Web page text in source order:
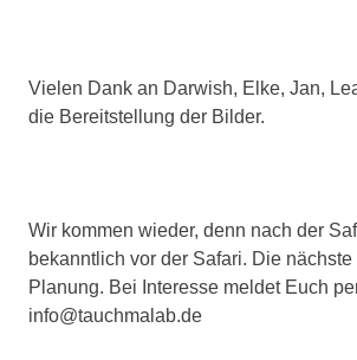
Vielen Dank an Darwish, Elke, Jan,
die Bereitstellung der Bilder.
Wir kommen wieder, denn nach der
bekanntlich vor der Safari. Die nächste
Planung. Bei Interesse meldet Euch
info@tauchmalab.de